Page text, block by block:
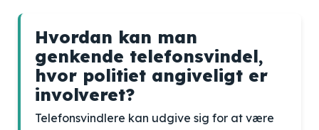
Hvordan kan man
genkende telefonsvindel,
hvor politiet angiveligt er
involveret?
Telefonsvindlere kan udgive sig for at være